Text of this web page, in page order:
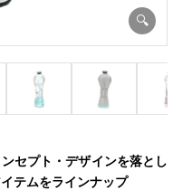
セプト・デザインを落とし
テムをラインナップ